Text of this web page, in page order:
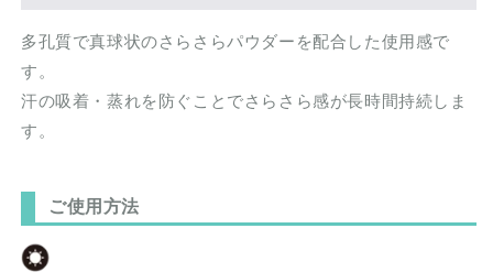
多孔質で真球状のさらさらパウダーを配合した使用感で
す。
汗の吸着・蒸れを防ぐことでさらさら感が長時間持続しま
す。
ご使用方法